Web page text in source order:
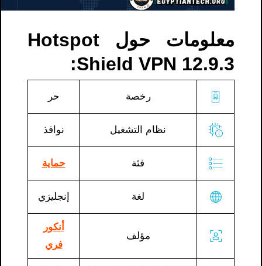
معلومات حول Hotspot
Shield VPN 12.9.3:
رخصة حر
نظام التشغيل نوافذ
فئة حماية
لغة إنجليزي
مؤلف
أنكور
فري